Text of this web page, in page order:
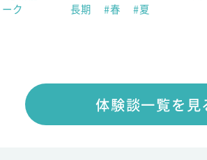
ク
長期
#春 #夏
体験談一覧を見